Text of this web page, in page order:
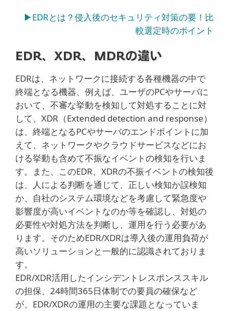
▶EDRとは？侵入後のセキュリティ対策の要！比
較選定時のポイント
EDR、XDR、MDRの違い
EDRは、ネットワークに接続する各種機器の中で
終端となる機器、例えば、ユーザのPCやサーバに
おいて、不審な挙動を検知して対処することに対
して、XDR（Extended detection and response）
は、終端となるPCやサーバのエンドポイントに加
えて、ネットワークやクラウドサービスなどにお
ける挙動も含めて不振なイベントの検知を行いま
す。また、このEDR、XDRの不振イベントの検知後
は、人による判断を通じて、正しい検知か誤検知
か、自社のシステム環境などを考慮して緊急度や
影響度が高いイベントなのか等を確認し、対処の
必要性や対処方法を判断し、運用を行う必要があ
ります。そのためEDR/XDRは導入後の運用負荷が
高いソリューションと一般的に認識されておりま
す。
EDR/XDR活用したインシデントレスポンススキル
の担保、24時間365日体制での要員の確保など
が、EDR/XDRの運用の主要な課題となっていま